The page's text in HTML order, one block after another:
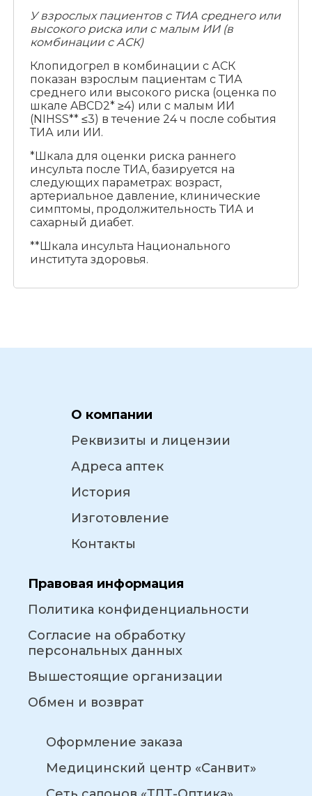
У взрослых пациентов с ТИА среднего или
высокого риска или с малым ИИ (в
комбинации с АСК)
Клопидогрел в комбинации с АСК
показан взрослым пациентам с ТИА
среднего или высокого риска (оценка по
шкале ABCD2* ≥4) или с малым ИИ
(NIHSS** ≤3) в течение 24 ч после события
ТИА или ИИ.
*Шкала для оценки риска раннего
инсульта после ТИА, базируется на
следующих параметрах: возраст,
артериальное давление, клинические
симптомы, продолжительность ТИА и
сахарный диабет.
**Шкала инсульта Национального
института здоровья.
О компании
Реквизиты и лицензии
Адреса аптек
История
Изготовление
Контакты
Правовая информация
Политика конфиденциальности
Согласие на обработку
персональных данных
Вышестоящие организации
Обмен и возврат
Оформление заказа
Медицинский центр «Санвит»